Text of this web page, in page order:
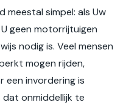
simpel: als Uw
geen motorrijtuigen
nodig is. Veel mensen
mogen rijden,
een invordering is
onmiddellijk te